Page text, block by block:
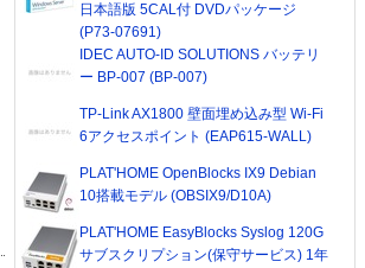
日本語版 5CAL付 DVDパッケージ
(P73-07691)
IDEC AUTO-ID SOLUTIONS バッテリ
ー BP-007 (BP-007)
TP-Link AX1800 壁面埋め込み型 Wi-Fi
6アクセスポイント (EAP615-WALL)
PLAT'HOME OpenBlocks IX9 Debian
10搭載モデル (OBSIX9/D10A)
PLAT'HOME EasyBlocks Syslog 120G
サブスクリプション(保守サービス) 1年